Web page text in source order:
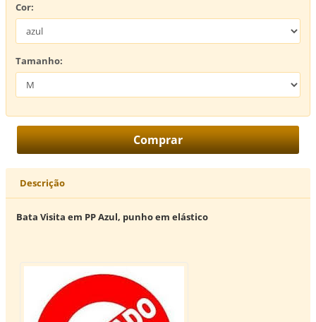
Cor:
Tamanho:
Descrição
Bata Visita em PP Azul, punho em elástico